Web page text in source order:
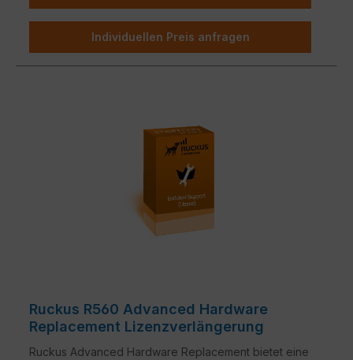
Individuellen Preis anfragen
Ruckus R560 Advanced Hardware
Replacement Lizenzverlängerung
Ruckus Advanced Hardware Replacement bietet eine